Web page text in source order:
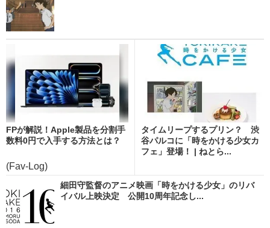
FPが解説！Apple製品を分割手
数料0円で入手する方法とは？
(Fav-Log)
タイムリープするプリン？ 渋
谷パルコに「時をかける少女カ
フェ」登場！ | ねとら...
細田守監督のアニメ映画「時をかける少女」のリバ
イバル上映決定 公開10周年記念し...